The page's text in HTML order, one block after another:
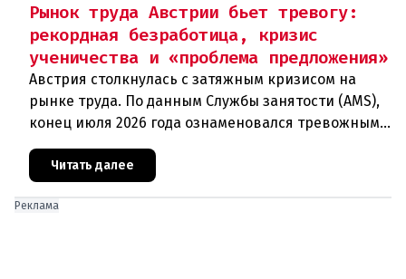
Рынок труда Австрии бьет тревогу:
рекордная безработица, кризис
ученичества и «проблема предложения»
Австрия столкнулась с затяжным кризисом на
рынке труда. По данным Службы занятости (AMS),
конец июля 2026 года ознаменовался тревожными
зарегистрированы как безрабо
Читать далее
Реклама